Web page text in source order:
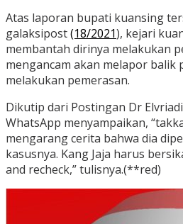
Atas laporan bupati kuansing
galaksipost(18/2021), kejari
membantah dirinya melakukan
mengancam akan melapor balik
melakukan pemerasan.
Dikutip dari Postingan Dr
WhatsApp menyampaikan,
mengarang cerita bahwa dia
kasusnya. Kang Jaja harus
and recheck,” tulisnya.(**red)